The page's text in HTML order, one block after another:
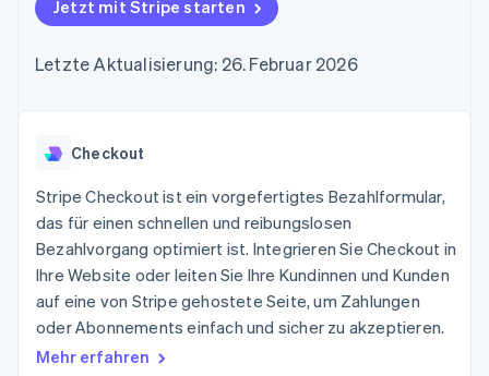
Zugriff auf mehr als
Terminal
Optimierung der
Autorisierungsraten
Link
Beschleunigter
Bezahlvorgang
Financial
Connections
Verbundene
Finanzdaten
Data Pipeline
Datensynchronisierung
Geldmanagement
SaaS
KI-Unternehmen
Creator Economy
Gaming
Bewirtung, Reisen und
Freizeit
Versicherungen
Medien und
Unterhaltung
Organisationen
Marktplatz auf
Abonnementverwaltung
nutzungsbasierte
geht´s
Bereitstellung und
Verwaltung von
Diensten mit Agenten
Ressourcen
Produkt-Roadmap
Karriere
Stripe Press
Kontakt
Sales-Team
kontaktieren
Partner werden
Jetzt mit Stripe starten
Letzte Aktualisierung: 26. Februar 2026
Checkout
Stripe Checkout ist ein vorgefertigtes Bezahlformular,
das für einen schnellen und reibungslosen
Bezahlvorgang optimiert ist. Integrieren Sie Checkout in
Ihre Website oder leiten Sie Ihre Kundinnen und Kunden
auf eine von Stripe gehostete Seite, um Zahlungen
oder Abonnements einfach und sicher zu akzeptieren.
Mehr erfahren